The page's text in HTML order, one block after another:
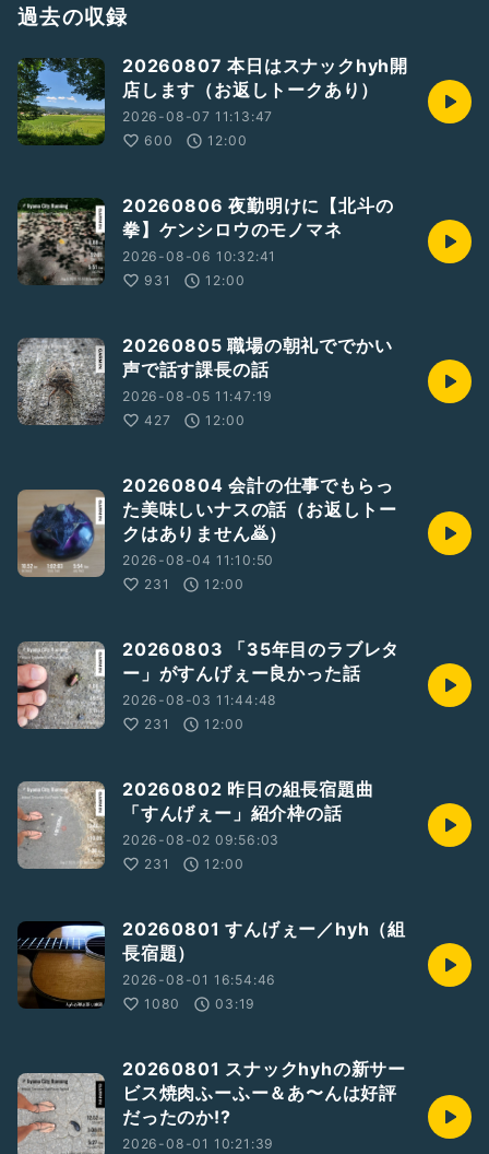
#hashu一族
#hashuオープニング
#どうでもいい話
#気温？℃
#今日は何の日？
#収録の日
#オリジナル曲の話
#重ね録りの話
#hyhお返しトーク
#hyhギフトの紹介
https://radiotalk.jp/program/171078
過去の収録
20260807 本日はスナックhyh開
店します（お返しトークあり）
2026-08-07 11:13:47
600
12:00
20260806 夜勤明けに【北斗の
拳】ケンシロウのモノマネ
2026-08-06 10:32:41
931
12:00
20260805 職場の朝礼ででかい
声で話す課長の話
2026-08-05 11:47:19
427
12:00
20260804 会計の仕事でもらっ
た美味しいナスの話（お返しトー
クはありません🙇）
2026-08-04 11:10:50
231
12:00
20260803 「35年目のラブレタ
ー」がすんげぇー良かった話
2026-08-03 11:44:48
231
12:00
20260802 昨日の組長宿題曲
「すんげぇー」紹介枠の話
2026-08-02 09:56:03
231
12:00
20260801 すんげぇー／hyh（組
長宿題）
2026-08-01 16:54:46
1080
03:19
20260801 スナックhyhの新サー
ビス焼肉ふーふー＆あ〜んは好評
だったのか!?
2026-08-01 10:21:39